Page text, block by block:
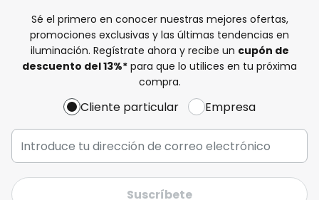
Sé el primero en conocer nuestras mejores ofertas,
promociones exclusivas y las últimas tendencias en
iluminación. Regístrate ahora y recibe un cupón de
descuento del13%* para que lo utilices en tu próxima
compra.
Cliente particular Empresa
Suscríbete